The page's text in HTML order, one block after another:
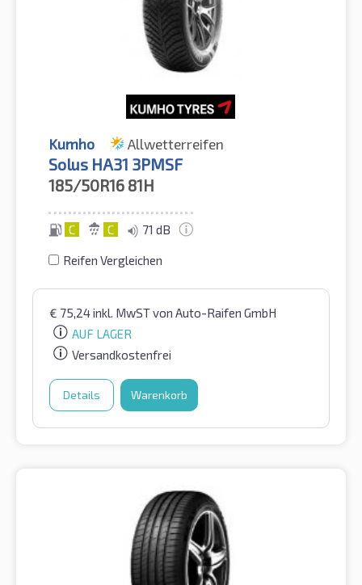
Kumho Allwetterreifen
Solus HA31 3PMSF
185/50R16 81H
C C 71 dB
Reifen Vergleichen
€ 75,24inkl. MwSTvon Auto-Raifen GmbH
AUF LAGER
Versandkostenfrei
Details Warenkorb